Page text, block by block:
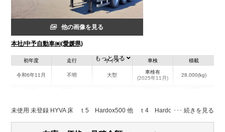
他の画像を見る
本社/中予自動車㈱(愛媛県)
初年度
令和6年11月
走行
不明
サイズ
大型
車検
車検有
(2025年11月)
積載
28,000(kg)
もっと見る
未使用 未登録 HYVA 床 ｔ5 Hardox500 他 ｔ4 Hardox450